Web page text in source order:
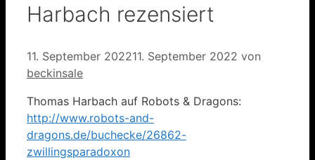
Harbach rezensiert
11. September 202211. September 2022 von
beckinsale
Thomas Harbach auf Robots & Dragons:
http://www.robots-and-
dragons.de/buchecke/26862-
zwillingsparadoxon